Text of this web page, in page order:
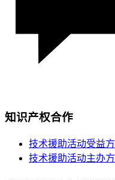
知识产权合作
技术援助活动受益方
技术援助活动主办方